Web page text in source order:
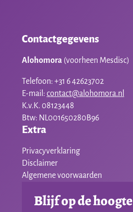
Contactgegevens
Alohomora (voorheen Mesdisc)
Telefoon: +31 6 42623702
E-mail: contact@alohomora.nl
K.v.K. 08123448
Btw: NL001650280B96
Extra
Privacyverklaring
Disclaimer
Algemene voorwaarden
Blijf op de hoogte